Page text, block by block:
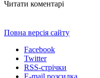
Читати коментарі
Повна версія сайту
Facebook
Twitter
RSS-стрічки